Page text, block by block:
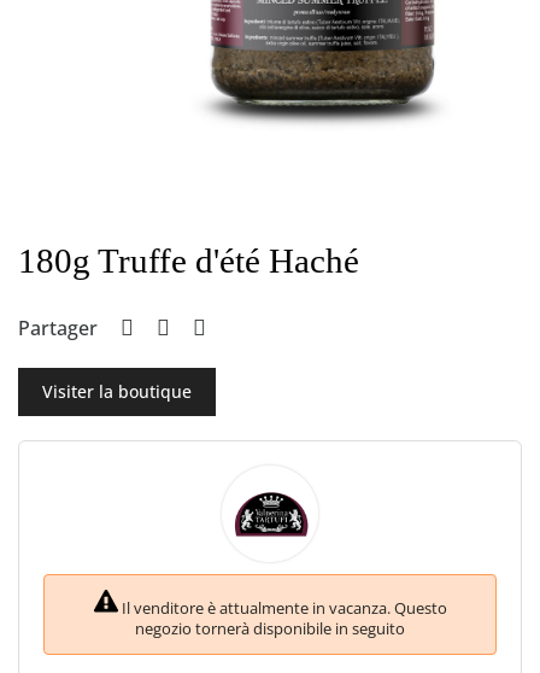
180g Truffe d'été Haché
Partager
Visiter la boutique
Il venditore è attualmente in vacanza. Questo
negozio tornerà disponibile in seguito